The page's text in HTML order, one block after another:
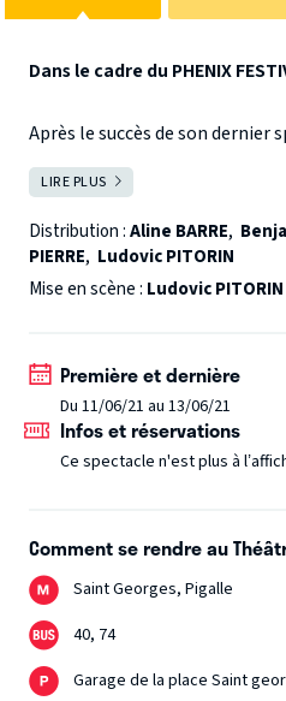
Dans le cadre du PHENIX
Après le succès de son dernier
de 400 représentations en
Compagnie Zygomatic revient
sonnette d’alarme et
écologique. La troupe
l’urgence climatique, à
spectacle multiforme, les
musiciens, danseurs et mimes
road movie férocement drôle,
LIRE PLUS
Distribution :Aline BARRE,
PIERRE, Ludovic PITORIN
Mise en scène : Ludovic PITORIN
Première et dernière
Du 11/06/21 au 13/06/21
Infos et réservations
Ce spectacle n'est plus à
Comment se rendre au
Saint Georges, Pigalle
40, 74
Garage de la place Saint